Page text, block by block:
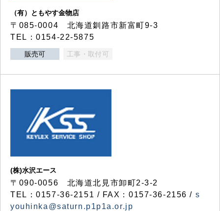
（有）ともやす金物店
〒085-0004 北海道釧路市新富町9-3
TEL：0154-22-5875
販売可 工事・取付可
(株)水沢エース
〒090-0056 北海道北見市卸町2-3-2
TEL：0157-36-2151 / FAX：0157-36-2156 / s
youhinka@saturn.p1p1a.or.jp